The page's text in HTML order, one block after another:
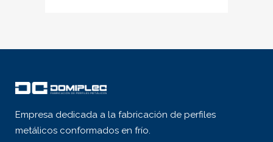
Empresa dedicada a la fabricación de perfiles
metálicos conformados en frío.